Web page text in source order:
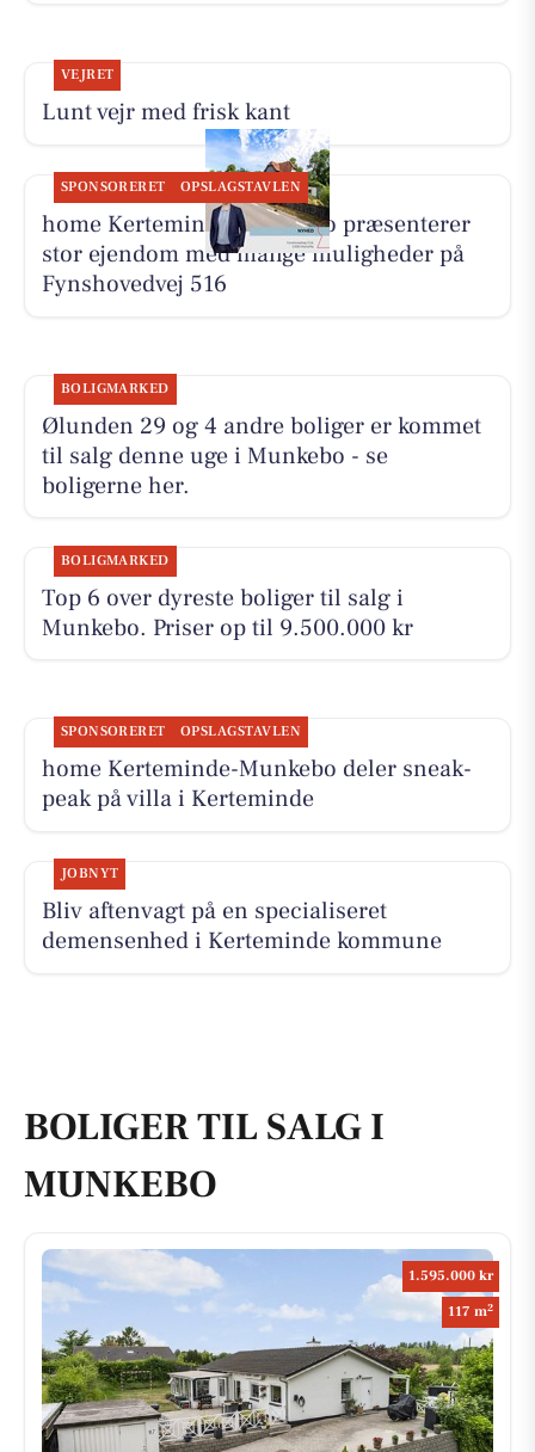
VEJRET
Lunt vejr med frisk kant
SPONSORERET OPSLAGSTAVLEN
home Kerteminde-Munkebo præsenterer
stor ejendom med mange muligheder på
Fynshovedvej 516
BOLIGMARKED
Ølunden 29 og 4 andre boliger er kommet
til salg denne uge i Munkebo - se
boligerne her.
BOLIGMARKED
Top 6 over dyreste boliger til salg i
Munkebo. Priser op til 9.500.000 kr
SPONSORERET OPSLAGSTAVLEN
home Kerteminde-Munkebo deler sneak-
peak på villa i Kerteminde
JOBNYT
Bliv aftenvagt på en specialiseret
demensenhed i Kerteminde kommune
BOLIGER TIL SALG I
MUNKEBO
1.595.000 kr
117 m2